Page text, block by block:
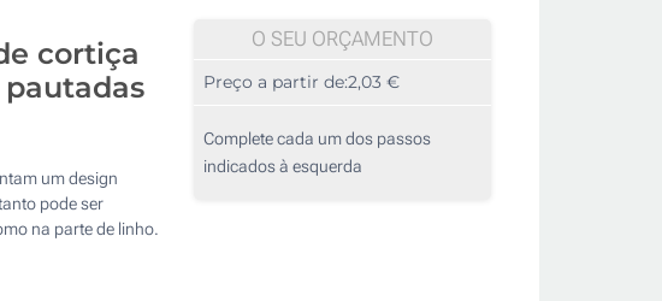
cortiça
um design
pode ser
na parte de linho.
O SEU ORÇAMENTO
Preço a partir de:2,03 €
Complete cada um dos passos
indicados à esquerda